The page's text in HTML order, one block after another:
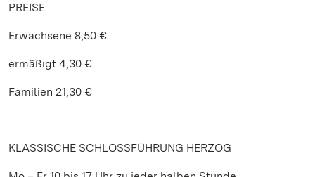
PREISE
Erwachsene 8,50 €
ermäßigt 4,30 €
Familien 21,30 €
KLASSISCHE SCHLOSSFÜHRUNG HERZOG